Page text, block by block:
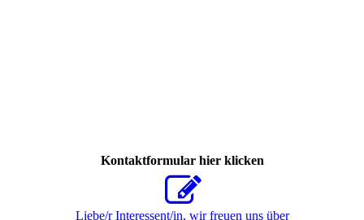
Kontaktformular hier klicken
Liebe/r Interessent/in, wir freuen uns über